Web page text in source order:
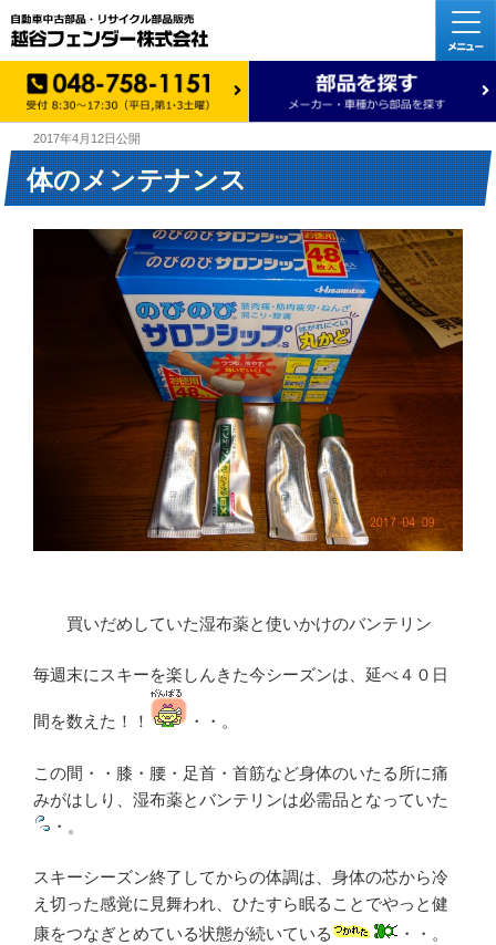
2017年4月12日公開
体のメンテナンス
買いだめしていた湿布薬と使いかけのバンテリン
毎週末にスキーを楽しんきた今シーズンは、延べ４０日
間を数えた！！ ・・。
この間・・膝・腰・足首・首筋など身体のいたる所に痛
みがはしり、湿布薬とバンテリンは必需品となっていた
・。
スキーシーズン終了してからの体調は、身体の芯から冷
え切った感覚に見舞われ、ひたすら眠ることでやっと健
康をつなぎとめている状態が続いている
・・。